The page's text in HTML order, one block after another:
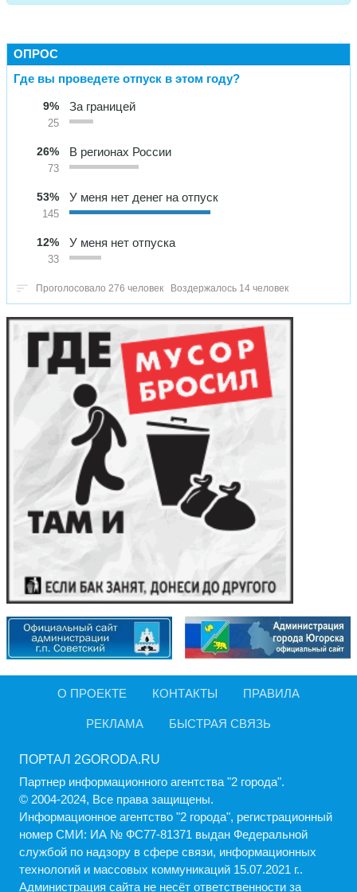
ОПРОС
Где вы проведете отпуск в этом году?
9%
25
За границей
26%
73
В регионах России
53%
145
У меня нет денег на отпуск
12%
33
У меня нет отпуска
Проголосовало 276 человек Воздержалось 14 человек
О ПРОЕКТЕ КОНТАКТЫ ПРАВИЛА
РЕКЛАМА БЫСТРАЯ СВЯЗЬ
ПОРТАЛ 2GORODA.RU
Партнер информационного агентства "2 города".
© 2004-2024, Все права защищены.
Информационное агентство "2 города", регистрационный
номер СМИ: ИА № ФС77-81371 выдан Федеральной
службой по надзору в сфере связи, информационных
технологий и массовых коммуникаций 15.07.2021 г..
Администрация cайта не несёт ответственности за